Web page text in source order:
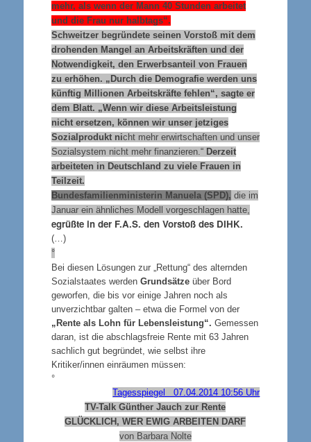
mehr, als wenn der Mann 40 Stunden arbeitet
und die Frau nur halbtags“.
Schweitzer begründete seinen Vorstoß mit dem
drohenden Mangel an Arbeitskräften und der
Notwendigkeit, den Erwerbsanteil von Frauen
zu erhöhen. „Durch die Demografie werden uns
künftig Millionen Arbeitskräfte fehlen“, sagte er
dem Blatt. „Wenn wir diese Arbeitsleistung
nicht ersetzen, können wir unser jetziges
Sozialprodukt nicht mehr erwirtschaften und unser
Sozialsystem nicht mehr finanzieren.“ Derzeit
arbeiteten in Deutschland zu viele Frauen in
Teilzeit.
Bundesfamilienministerin Manuela (SPD), die im
Januar ein ähnliches Modell vorgeschlagen hatte,
egrüßte in der F.A.S. den Vorstoß des DIHK.
(…)
°
Bei diesen Lösungen zur „Rettung“ des alternden
Sozialstaates werden Grundsätzeüber Bord
geworfen, die bis vor einige Jahren noch als
unverzichtbar galten – etwa die Formel von der
„Rente als Lohn für Lebensleistung“. Gemessen
daran, ist die abschlagsfreie Rente mit 63 Jahren
sachlich gut begründet, wie selbst ihre
Kritiker/innen einräumen müssen:
°
Tagesspiegel 07.04.2014 10:56 Uhr
TV-Talk Günther Jauch zur Rente
GLÜCKLICH, WER EWIG ARBEITEN DARF
von Barbara Nolte